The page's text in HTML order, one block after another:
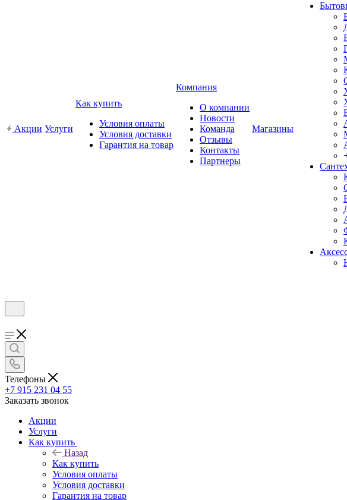
Акции Услуги
Как купить
Условия оплаты
Условия доставки
Гарантия на товар
Компания
О компании
Новости
Команда
Отзывы
Контакты
Партнеры
Магазины
Телефоны
+7 915 231 04 55
Заказать звонок
Акции
Услуги
Как купить
Назад
Как купить
Условия оплаты
Условия доставки
Гарантия на товар